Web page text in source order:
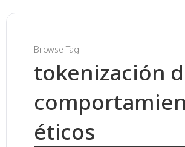
Browse Tag
tokenización
éticos